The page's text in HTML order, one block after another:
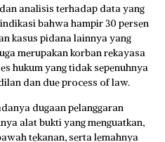
analisis terhadap data yang
bahwa hampir 30 persen
kasus pidana lainnya yang
merupakan korban rekayasa
hukum yang tidak sepenuhnya
dan due process of law.
dugaan pelanggaran
alat bukti yang menguatkan,
tekanan, serta lemahnya